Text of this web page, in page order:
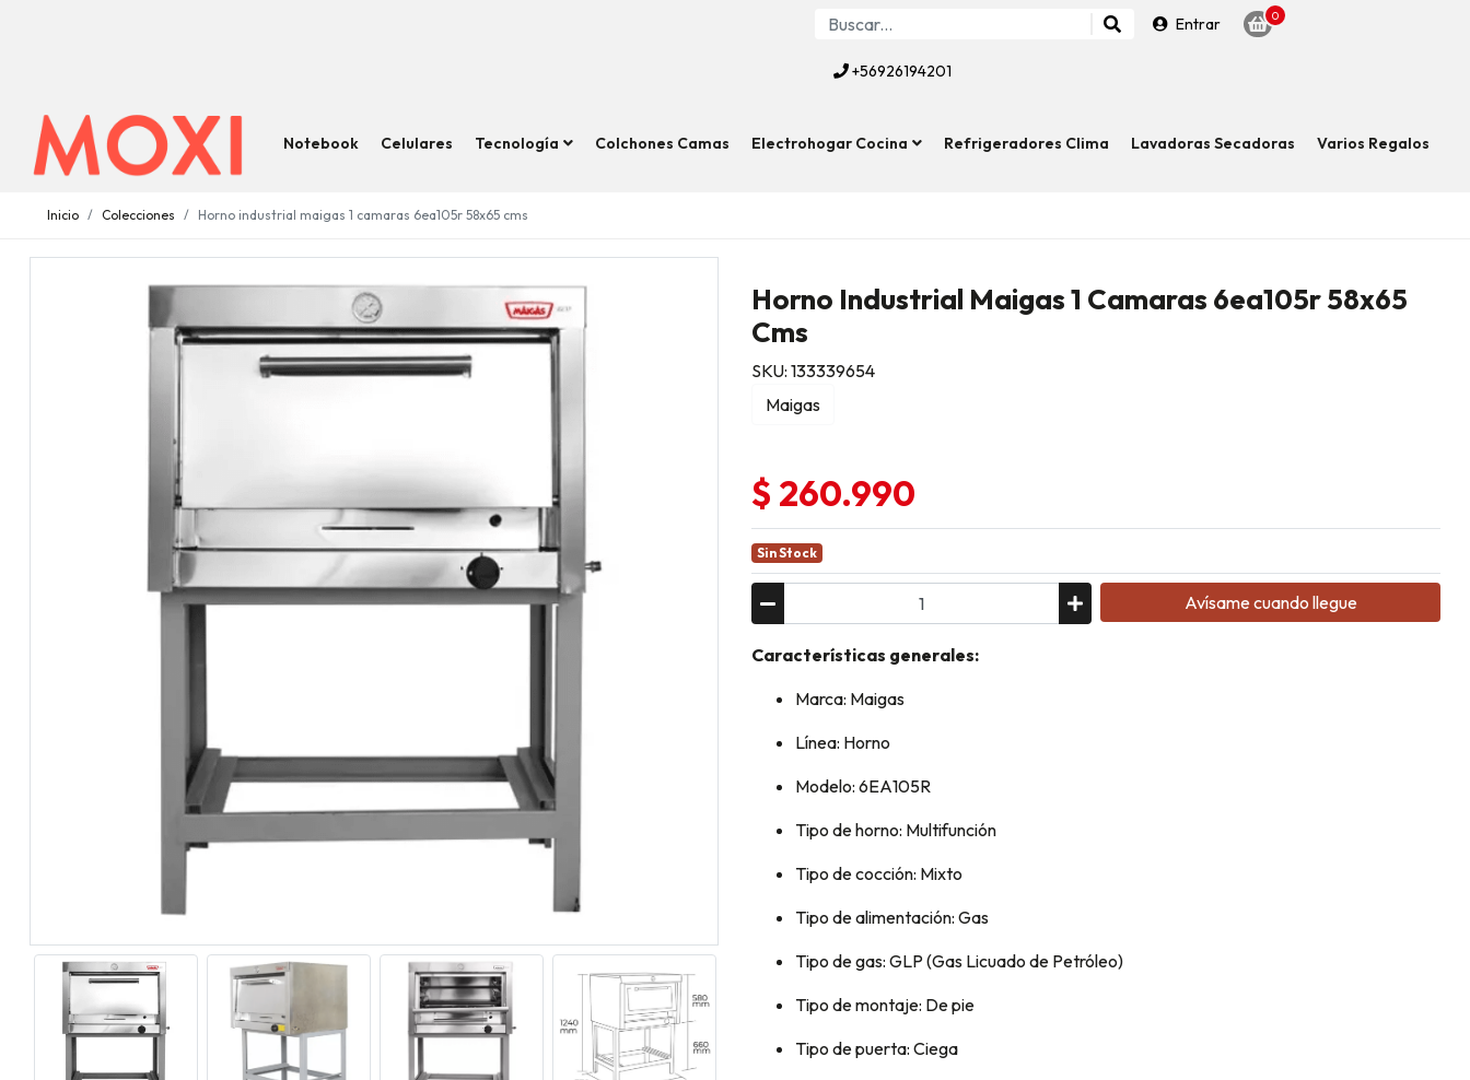
Entrar 0
+56926194201
Notebook Celulares Tecnología Colchones Camas Electrohogar Cocina Refrigeradores Clima Lavadoras Secadoras Varios Regalos
Inicio Colecciones Horno industrial maigas 1 camaras 6ea105r 58x65 cms
Horno Industrial Maigas 1 Camaras 6ea105r 58x65
Cms
SKU: 133339654
Maigas
$ 260.990
Sin Stock
Avísame cuando llegue
Características generales:
Marca: Maigas
Línea: Horno
Modelo: 6EA105R
Tipo de horno: Multifunción
Tipo de cocción: Mixto
Tipo de alimentación: Gas
Tipo de gas: GLP (Gas Licuado de Petróleo)
Tipo de montaje: De pie
Tipo de puerta: Ciega